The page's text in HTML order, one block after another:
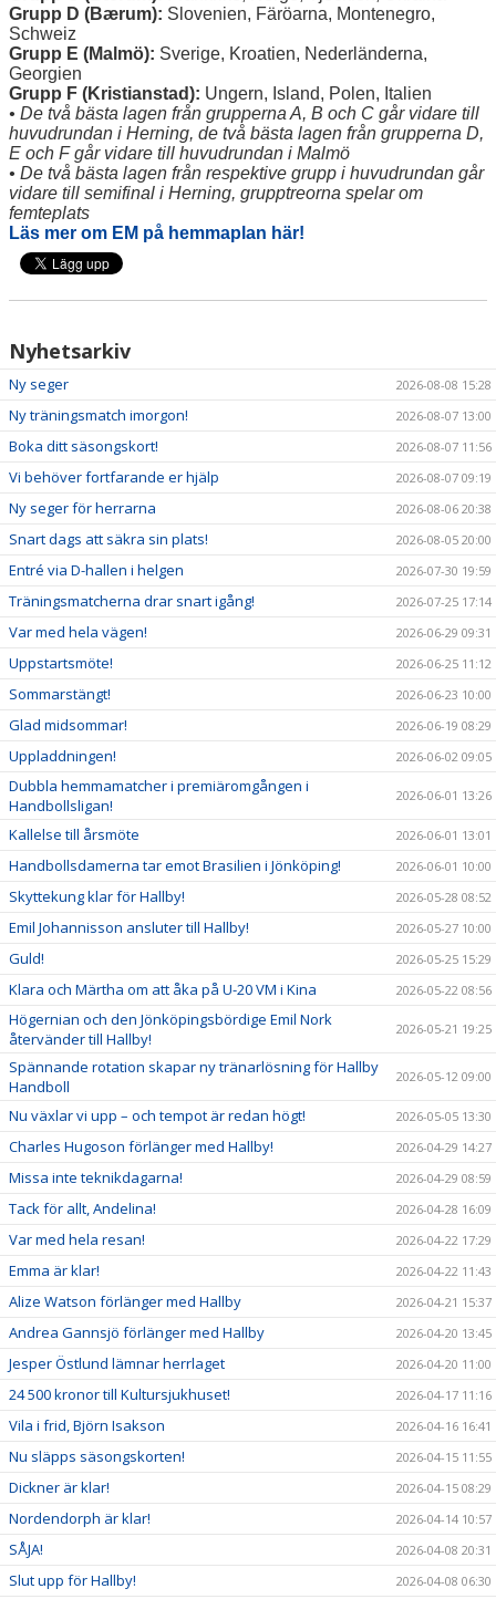
Grupp D (Bærum): Slovenien, Färöarna, Montenegro,
Schweiz
Grupp E (Malmö): Sverige, Kroatien, Nederländerna,
Georgien
Grupp F (Kristianstad): Ungern, Island, Polen, Italien
• De två bästa lagen från grupperna A, B och C går vidare till
huvudrundan i Herning, de två bästa lagen från grupperna D,
E och F går vidare till huvudrundan i Malmö
• De två bästa lagen från respektive grupp i huvudrundan går
vidare till semifinal i Herning, grupptreorna spelar om
femteplats
Läs mer om EM på hemmaplan här!
Nyhetsarkiv
Ny seger 2026-08-08 15:28
Ny träningsmatch imorgon! 2026-08-07 13:00
Boka ditt säsongskort! 2026-08-07 11:56
Vi behöver fortfarande er hjälp 2026-08-07 09:19
Ny seger för herrarna 2026-08-06 20:38
Snart dags att säkra sin plats! 2026-08-05 20:00
Entré via D-hallen i helgen 2026-07-30 19:59
Träningsmatcherna drar snart igång! 2026-07-25 17:14
Var med hela vägen! 2026-06-29 09:31
Uppstartsmöte! 2026-06-25 11:12
Sommarstängt! 2026-06-23 10:00
Glad midsommar! 2026-06-19 08:29
Uppladdningen! 2026-06-02 09:05
Dubbla hemmamatcher i premiäromgången i
Handbollsligan!
2026-06-01 13:26
Kallelse till årsmöte 2026-06-01 13:01
Handbollsdamerna tar emot Brasilien i Jönköping! 2026-06-01 10:00
Skyttekung klar för Hallby! 2026-05-28 08:52
Emil Johannisson ansluter till Hallby! 2026-05-27 10:00
Guld! 2026-05-25 15:29
Klara och Märtha om att åka på U-20 VM i Kina 2026-05-22 08:56
Högernian och den Jönköpingsbördige Emil Nork
återvänder till Hallby!
2026-05-21 19:25
Spännande rotation skapar ny tränarlösning för Hallby
Handboll
2026-05-12 09:00
Nu växlar vi upp – och tempot är redan högt! 2026-05-05 13:30
Charles Hugoson förlänger med Hallby! 2026-04-29 14:27
Missa inte teknikdagarna! 2026-04-29 08:59
Tack för allt, Andelina! 2026-04-28 16:09
Var med hela resan! 2026-04-22 17:29
Emma är klar! 2026-04-22 11:43
Alize Watson förlänger med Hallby 2026-04-21 15:37
Andrea Gannsjö förlänger med Hallby 2026-04-20 13:45
Jesper Östlund lämnar herrlaget 2026-04-20 11:00
24 500 kronor till Kultursjukhuset! 2026-04-17 11:16
Vila i frid, Björn Isakson 2026-04-16 16:41
Nu släpps säsongskorten! 2026-04-15 11:55
Dickner är klar! 2026-04-15 08:29
Nordendorph är klar! 2026-04-14 10:57
SÅJA! 2026-04-08 20:31
Slut upp för Hallby! 2026-04-08 06:30